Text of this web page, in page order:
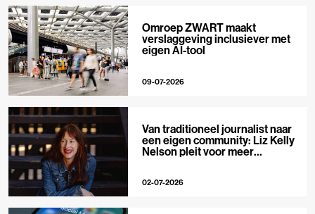
Omroep ZWART maakt
verslaggeving inclusiever met
eigen AI-tool
09-07-2026
Van traditioneel journalist naar
een eigen community: Liz Kelly
Nelson pleit voor meer
02-07-2026